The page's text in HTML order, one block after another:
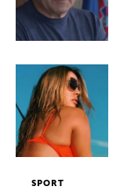
SPORT